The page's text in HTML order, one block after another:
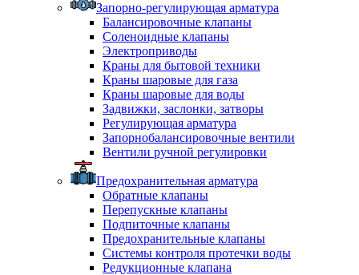
Запорно-регулирующая арматура
Балансировочные клапаны
Соленоидные клапаны
Электроприводы
Краны для бытовой техники
Краны шаровые для газа
Краны шаровые для воды
Задвижки, заслонки, затворы
Регулирующая арматура
Запорнобалансировочные вентили
Вентили ручной регулировки
Предохранительная арматура
Обратные клапаны
Перепускные клапаны
Подпиточные клапаны
Предохранительные клапаны
Системы контроля протечки воды
Редукционные клапана